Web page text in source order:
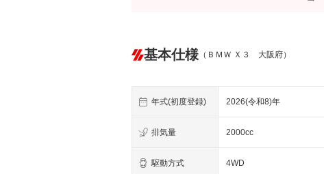
基本仕様 （ＢＭＷ Ｘ３ 大阪府）
年式(初度登録) 2026(令和8)年
排気量 2000cc
駆動方式 4WD